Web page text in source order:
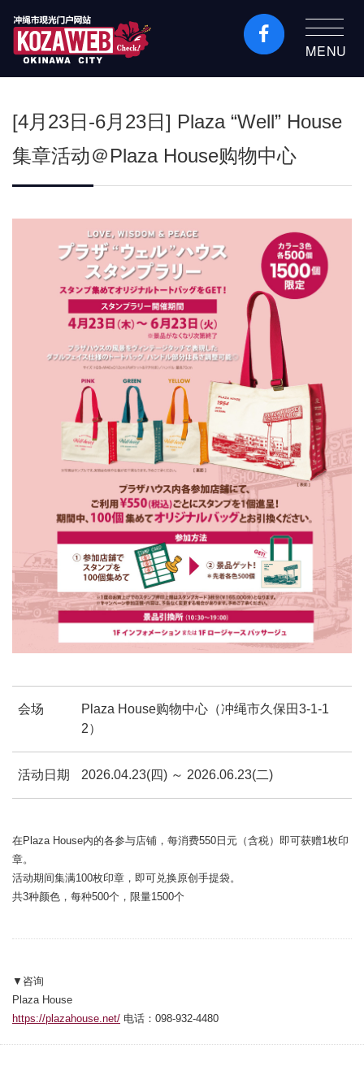
冲绳市旅游门户网站
MENU
[4月23日-6月23日] Plaza “Well” House
集章活动＠Plaza House购物中心
会场
Plaza House购物中心（冲绳市久保田3-1-1
2）
活动日期 2026.04.23(四) ～ 2026.06.23(二)
在Plaza House内的各参与店铺，每消费550日元（含税）即可获赠1枚印
章。
活动期间集满100枚印章，即可兑换原创手提袋。
共3种颜色，每种500个，限量1500个
▼咨询
Plaza House
https://plazahouse.net/ 电话：098-932-4480